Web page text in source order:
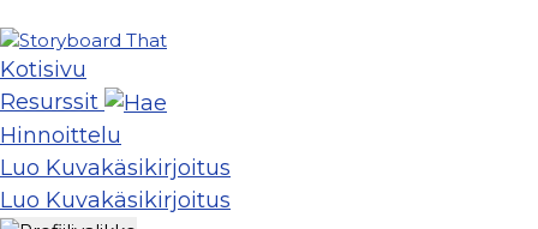
Kotisivu
Resurssit
Hinnoittelu
Luo Kuvakäsikirjoitus
Luo Kuvakäsikirjoitus